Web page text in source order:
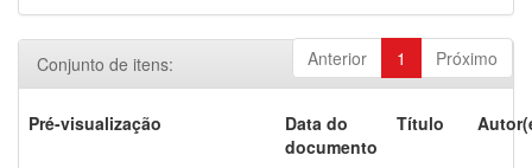
Anterior 1 Próximo
Conjunto de itens:
Pré-visualização
Data do
documento
Título